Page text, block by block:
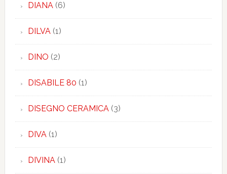
DIANA(6)
DILVA(1)
DINO (2)
DISABILE 80 (1)
DISEGNO CERAMICA(3)
DIVA(1)
DIVINA(1)